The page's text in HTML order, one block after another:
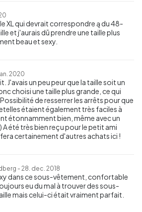
XL qui devrait correspondre ą du 48-
et j'aurais dū prendre une taille plus
beau et sexy.
2020
J'avais un peu peur que la taille soit un
choisi une taille plus grande, ce qui
de resserrer les arrêts pour que
étaient également très faciles à
étonnamment bien, même avec un
A été très bien reçu pour le petit ami
certainement d'autres achats ici !
- 28. dec. 2018
dans ce sous-vêtement, confortable
eu du mal à trouver des sous-
mais celui-ci était vraiment parfait.